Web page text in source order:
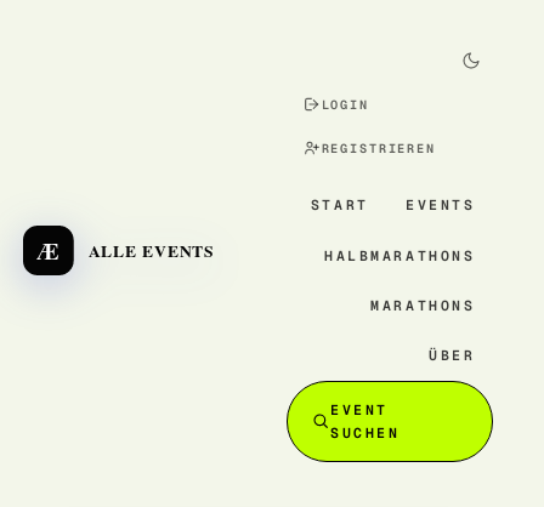
Æ ALLE EVENTS
LOGIN
REGISTRIEREN
START EVENTS
HALBMARATHONS
MARATHONS
ÜBER
EVENT
SUCHEN